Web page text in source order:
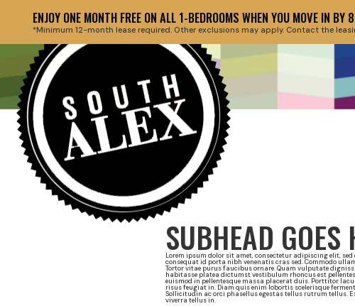
ENJOY ONE MONTH FREE ON ALL 1-BEDROOMS WHEN YOU MOVE IN
*Minimum 12-month lease required. Other exclusions may apply. Contact the
Back to floor plans
HEADLINE
HERE AT
SUBHEAD
Lorem ipsum dolor sit amet, consectetur adipiscing elit,
consequat id porta nibh venenatis cras sed. Commodo
Tortor vitae purus faucibus ornare. Quam vulputate
habitasse platea dictumst vestibulum rhoncus est
euismod in pellentesque massa placerat duis. Porttitor
risus feugiat in. Diam quis enim lobortis scelerisque
Sollicitudin ac orci phasellus egestas tellus rutrum tellus.
viverra tellus in.